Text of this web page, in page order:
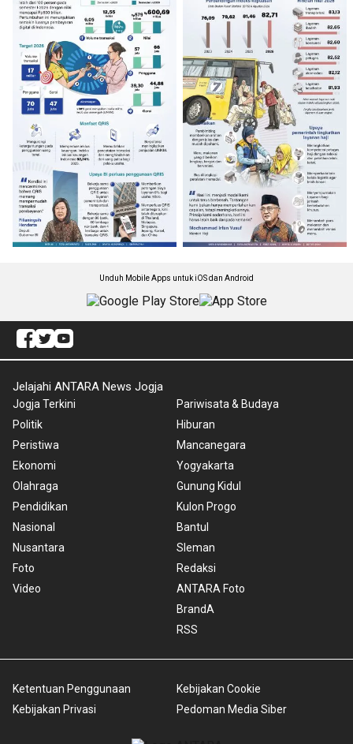
Unduh Mobile Apps untuk iOS dan Android
Jelajahi ANTARA News Jogja
Jogja Terkini
Politik
Peristiwa
Ekonomi
Olahraga
Pendidikan
Nasional
Nusantara
Foto
Video
Pariwisata & Budaya
Hiburan
Mancanegara
Yogyakarta
Gunung Kidul
Kulon Progo
Bantul
Sleman
Redaksi
ANTARA Foto
BrandA
RSS
Ketentuan Penggunaan
Kebijakan Privasi
Kebijakan Cookie
Pedoman Media Siber